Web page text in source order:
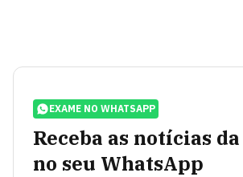
EXAME NO WHATSAPP
Receba as notícias
no seu WhatsApp